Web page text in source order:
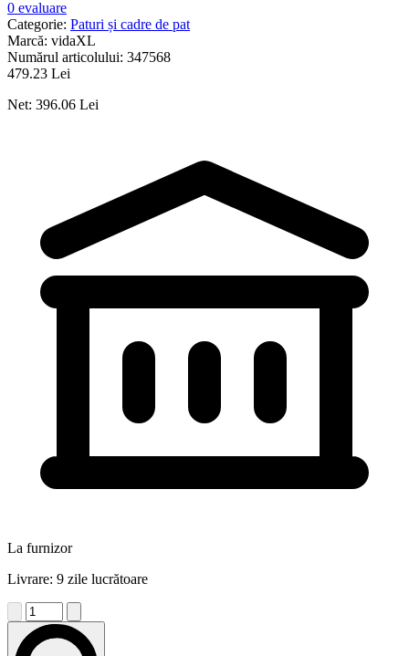
0 evaluare
Categorie: Paturi și cadre de pat
Marcă: vidaXL
Numărul articolului: 347568
479.23 Lei
Net: 396.06 Lei
La furnizor
Livrare: 9 zile lucrătoare